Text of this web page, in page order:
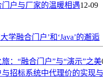
户与厂家的温暖相遇12-09
学融合门户’和‘Java’的邂逅
：“融合门户”与“演示”之美
招标系统中代理价的实现